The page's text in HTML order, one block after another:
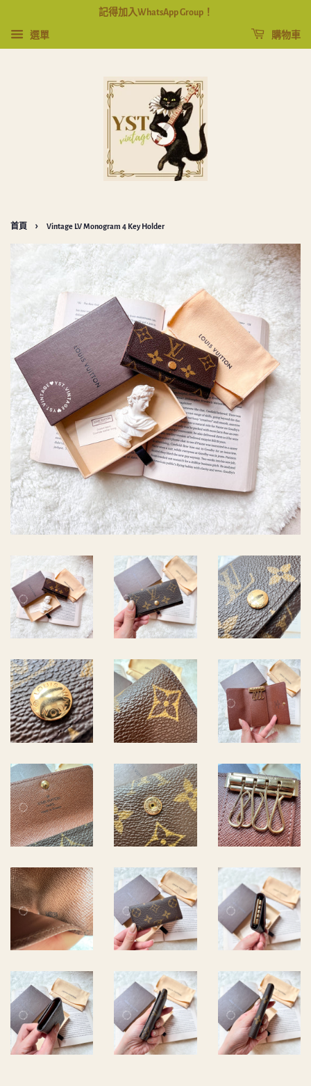
記得加入WhatsApp Group！
選單 購物車
首頁 › Vintage LV Monogram 4 Key Holder